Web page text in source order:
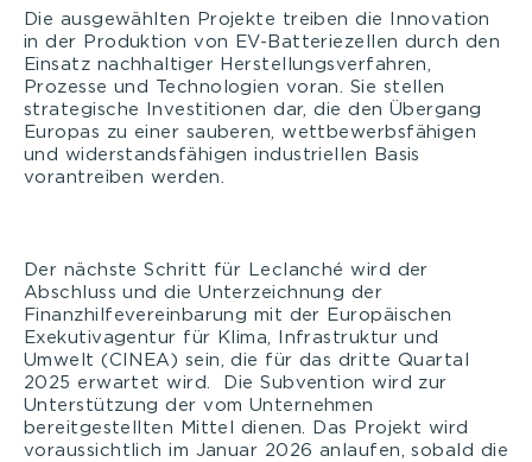
Die ausgewählten Projekte treiben die Innovation
in der Produktion von EV-Batteriezellen durch den
Einsatz nachhaltiger Herstellungsverfahren,
Prozesse und Technologien voran. Sie stellen
strategische Investitionen dar, die den Übergang
Europas zu einer sauberen, wettbewerbsfähigen
und widerstandsfähigen industriellen Basis
vorantreiben werden.
Der nächste Schritt für Leclanché wird der
Abschluss und die Unterzeichnung der
Finanzhilfevereinbarung mit der Europäischen
Exekutivagentur für Klima, Infrastruktur und
Umwelt (CINEA) sein, die für das dritte Quartal
2025 erwartet wird. Die Subvention wird zur
Unterstützung der vom Unternehmen
bereitgestellten Mittel dienen. Das Projekt wird
voraussichtlich im Januar 2026 anlaufen, sobald die